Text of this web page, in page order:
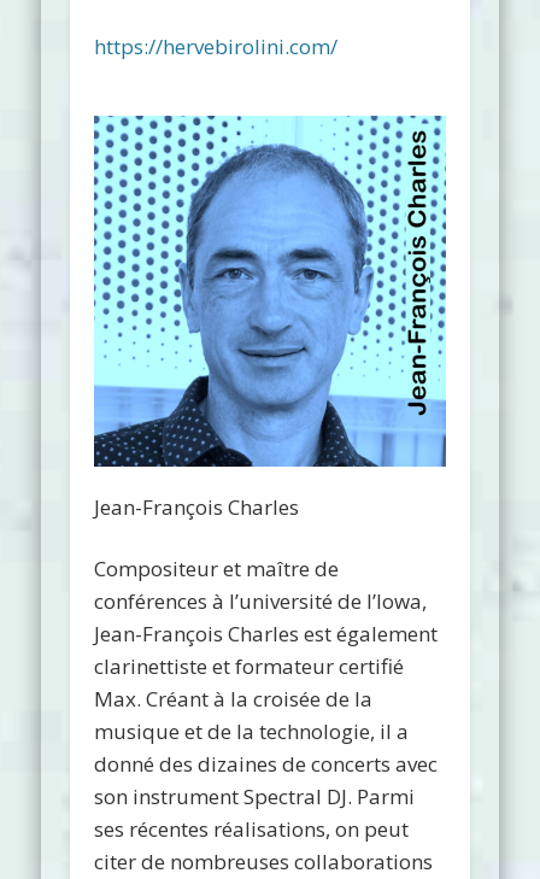
https://hervebirolini.com/
Jean-François Charles
Compositeur et maître de
conférences à l’université de l’Iowa,
Jean-François Charles est également
clarinettiste et formateur certifié
Max. Créant à la croisée de la
musique et de la technologie, il a
donné des dizaines de concerts avec
son instrument Spectral DJ. Parmi
ses récentes réalisations, on peut
citer de nombreuses collaborations